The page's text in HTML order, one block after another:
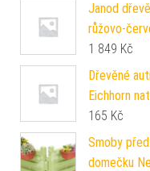
Janod
růžovo-
1 849 Kč
Dřevěné
Eichhorn
165 Kč
Smoby
domečku